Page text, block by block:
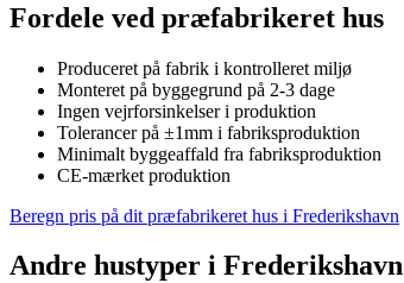
Fordele ved præfabrikeret hus
Produceret på fabrik i kontrolleret miljø
Monteret på byggegrund på 2-3 dage
Ingen vejrforsinkelser i produktion
Tolerancer på ±1mm i fabriksproduktion
Minimalt byggeaffald fra fabriksproduktion
CE-mærket produktion
Beregn pris på dit præfabrikeret hus i Frederikshavn
Andre hustyper i Frederikshavn